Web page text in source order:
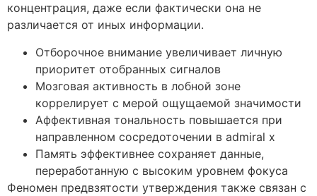
концентрация, даже если фактически она не
различается от иных информации.
Отборочное внимание увеличивает личную
приоритет отобранных сигналов
Мозговая активность в лобной зоне
коррелирует с мерой ощущаемой значимости
Аффективная тональность повышается при
направленном сосредоточении в admiral x
Память эффективнее сохраняет данные,
переработанную с высоким уровнем фокуса
Феномен предвзятости утверждения также связан с